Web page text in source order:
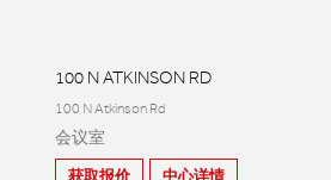
100 N ATKINSON RD
100 N Atkinson Rd
会议室
获取报价 中心详情